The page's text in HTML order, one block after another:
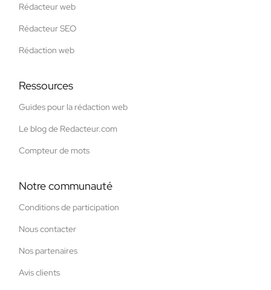
Rédacteur web
Rédacteur SEO
Rédaction web
Ressources
Guides pour la rédaction web
Le blog de Redacteur.com
Compteur de mots
Notre communauté
Conditions de participation
Nous contacter
Nos partenaires
Avis clients